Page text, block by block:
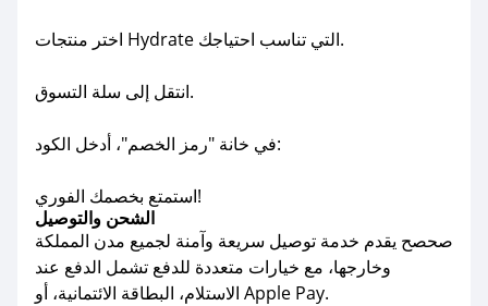
اختر منتجات Hydrate التي تناسب احتياجك.
انتقل إلى سلة التسوق.
في خانة "رمز الخصم"، أدخل الكود:
استمتع بخصمك الفوري!
الشحن والتوصيل
صحصح يقدم خدمة توصيل سريعة وآمنة لجميع مدن المملكة
وخارجها، مع خيارات متعددة للدفع تشمل الدفع عند
الاستلام، البطاقة الائتمانية، أو Apple Pay.